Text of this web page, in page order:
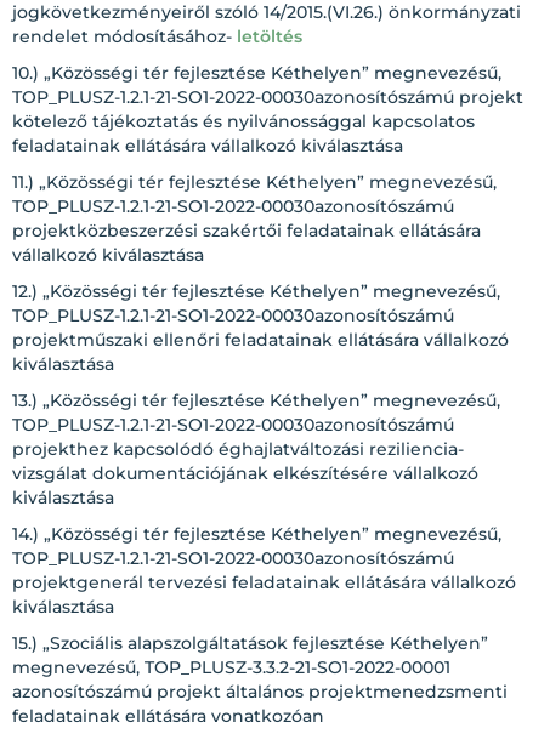
jogkövetkezményeiről szóló 14/2015.(VI.26.) önkormányzati
rendelet módosításához- letöltés
10.) „Közösségi tér fejlesztése Kéthelyen” megnevezésű,
TOP_PLUSZ-1.2.1-21-SO1-2022-00030azonosítószámú projekt
kötelező tájékoztatás és nyilvánossággal kapcsolatos
feladatainak ellátására vállalkozó kiválasztása
11.) „Közösségi tér fejlesztése Kéthelyen” megnevezésű,
TOP_PLUSZ-1.2.1-21-SO1-2022-00030azonosítószámú
projektközbeszerzési szakértői feladatainak ellátására
vállalkozó kiválasztása
12.) „Közösségi tér fejlesztése Kéthelyen” megnevezésű,
TOP_PLUSZ-1.2.1-21-SO1-2022-00030azonosítószámú
projektműszaki ellenőri feladatainak ellátására vállalkozó
kiválasztása
13.) „Közösségi tér fejlesztése Kéthelyen” megnevezésű,
TOP_PLUSZ-1.2.1-21-SO1-2022-00030azonosítószámú
projekthez kapcsolódó éghajlatváltozási reziliencia-
vizsgálat dokumentációjának elkészítésére vállalkozó
kiválasztása
14.) „Közösségi tér fejlesztése Kéthelyen” megnevezésű,
TOP_PLUSZ-1.2.1-21-SO1-2022-00030azonosítószámú
projektgenerál tervezési feladatainak ellátására vállalkozó
kiválasztása
15.) „Szociális alapszolgáltatások fejlesztése Kéthelyen”
megnevezésű, TOP_PLUSZ-3.3.2-21-SO1-2022-00001
azonosítószámú projekt általános projektmenedzsmenti
feladatainak ellátására vonatkozóan